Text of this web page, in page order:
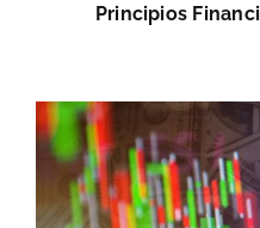
Principios